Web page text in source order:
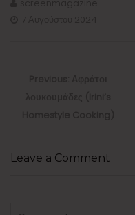
Leave a Comment